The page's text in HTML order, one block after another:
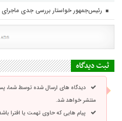
رئیس‌جمهور خواستار بررسی جدی
ثبت دیدگاه
دیدگاه های ارسال شده توسط شما،
منتشر خواهد شد.
پیام هایی که حاوی تهمت یا افترا